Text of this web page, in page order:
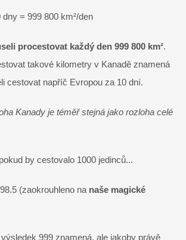
dny = 999 800 km²/den
procestovat každý den 999 800 km².
takové kilometry v Kanadě znamená
cestovat napříč Evropou za 10 dní.
Kanady je téměř stejná jako rozloha celé
by cestovalo 1000 jedinců...
(zaokrouhleno na naše magické
999 znamená, ale jakoby právě